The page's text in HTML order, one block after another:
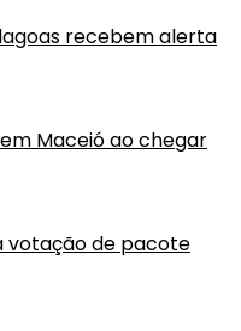
recebem alerta
Maceió ao chegar
votação de pacote